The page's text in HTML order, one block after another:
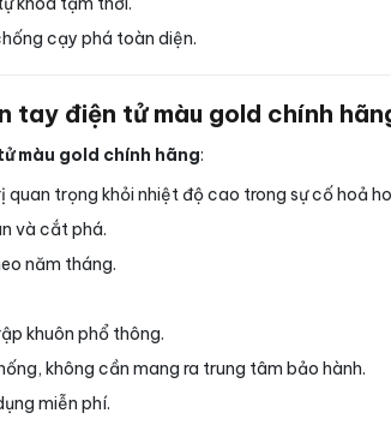
cạy phá toàn diện.
điện tử màu gold chính
màu gold chính hãng:
trọng khỏi nhiệt độ cao trong sự cố hoả
và cắt phá.
năm tháng.
khuôn phổ thông.
không cần mang ra trung tâm bảo hành.
miễn phí.